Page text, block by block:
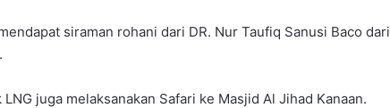
siraman rohani dari DR. Nur Taufiq Sanusi Baco dari
juga melaksanakan Safari ke Masjid Al Jihad Kanaan.